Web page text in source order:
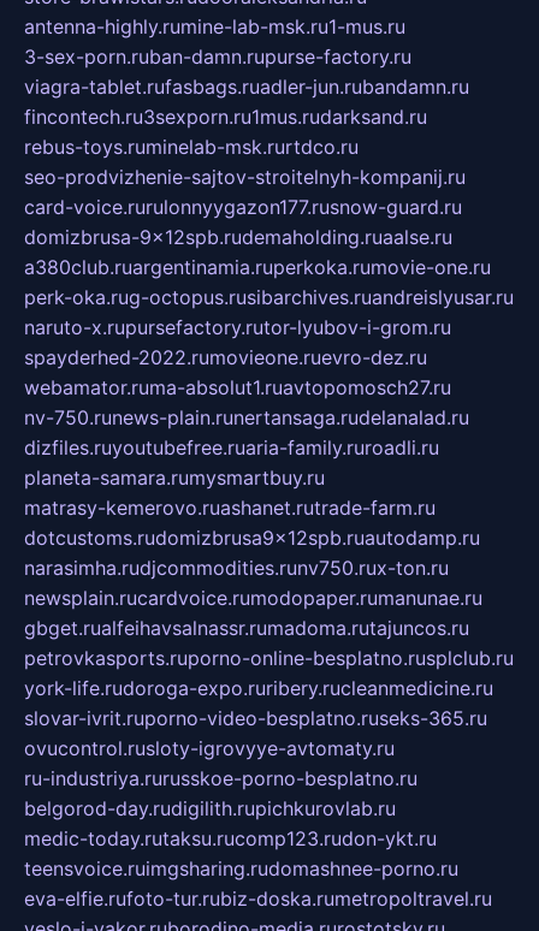
antenna-highly.rumine-lab-msk.ru1-mus.ru
3-sex-porn.ruban-damn.rupurse-factory.ru
viagra-tablet.rufasbags.ruadler-jun.rubandamn.ru
fincontech.ru3sexporn.ru1mus.rudarksand.ru
rebus-toys.ruminelab-msk.rurtdco.ru
seo-prodvizhenie-sajtov-stroitelnyh-kompanij.ru
card-voice.rurulonnyygazon177.rusnow-guard.ru
domizbrusa-9x12spb.rudemaholding.ruaalse.ru
a380club.ruargentinamia.ruperkoka.rumovie-one.ru
perk-oka.rug-octopus.rusibarchives.ruandreislyusar.ru
naruto-x.rupursefactory.rutor-lyubov-i-grom.ru
spayderhed-2022.rumovieone.ruevro-dez.ru
webamator.ruma-absolut1.ruavtopomosch27.ru
nv-750.runews-plain.runertansaga.rudelanalad.ru
dizfiles.ruyoutubefree.ruaria-family.ruroadli.ru
planeta-samara.rumysmartbuy.ru
matrasy-kemerovo.ruashanet.rutrade-farm.ru
dotcustoms.rudomizbrusa9x12spb.ruautodamp.ru
narasimha.rudjcommodities.runv750.rux-ton.ru
newsplain.rucardvoice.rumodopaper.rumanunae.ru
gbget.rualfeihavsalnassr.rumadoma.rutajuncos.ru
petrovkasports.ruporno-online-besplatno.rusplclub.ru
york-life.rudoroga-expo.ruribery.rucleanmedicine.ru
slovar-ivrit.ruporno-video-besplatno.ruseks-365.ru
ovucontrol.rusloty-igrovyye-avtomaty.ru
ru-industriya.rurusskoe-porno-besplatno.ru
belgorod-day.rudigilith.rupichkurovlab.ru
medic-today.rutaksu.rucomp123.rudon-ykt.ru
teensvoice.ruimgsharing.rudomashnee-porno.ru
eva-elfie.rufoto-tur.rubiz-doska.rumetropoltravel.ru